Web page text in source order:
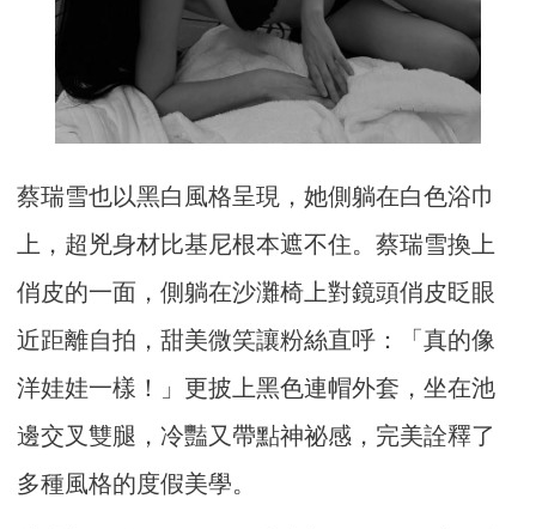
蔡瑞雪也以黑白風格呈現，她側躺在白色浴巾
上，超兇身材比基尼根本遮不住。蔡瑞雪換上
俏皮的一面，側躺在沙灘椅上對鏡頭俏皮眨眼
近距離自拍，甜美微笑讓粉絲直呼：「真的像
洋娃娃一樣！」更披上黑色連帽外套，坐在池
邊交叉雙腿，冷豔又帶點神祕感，完美詮釋了
多種風格的度假美學。